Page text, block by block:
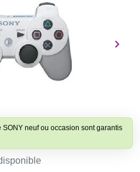
neuf ou occasion sont garantis